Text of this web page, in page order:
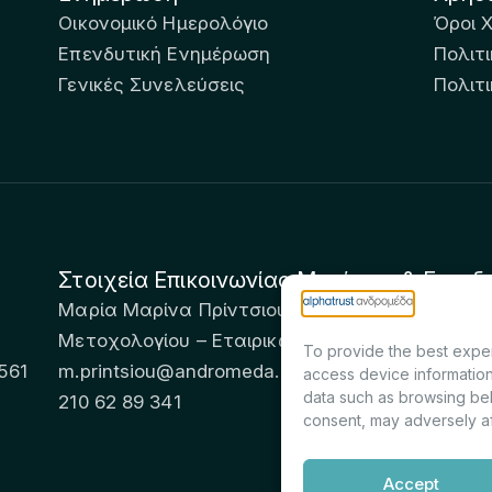
To provide the best
access device
data such as browsing
consent, may adversely
Accept
Οικονομικό Ημερολόγιο
Επενδυτική Ενημέρωση
Γενικές Συνελεύσεις
Όροι
Στοιχεία Επικοινωνίας Μετόχων &
Μαρία Μαρίνα Πρίντσιου – Corporate
Μετοχολογίου – Εταιρικών Ανακοινώσεων
m.printsiou@andromeda.eu
210 62 89 341